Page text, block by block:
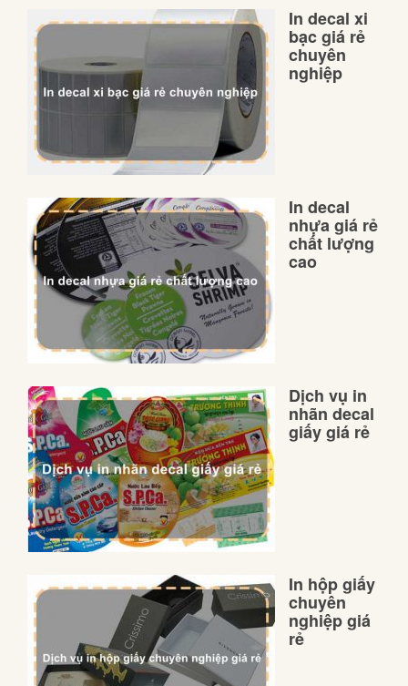
In decal xi
bạc giá rẻ
chuyên
nghiệp
In decal
nhựa giá rẻ
chất lượng
cao
Dịch vụ in
nhãn decal
giấy giá rẻ
In hộp giấy
chuyên
nghiệp giá
rẻ